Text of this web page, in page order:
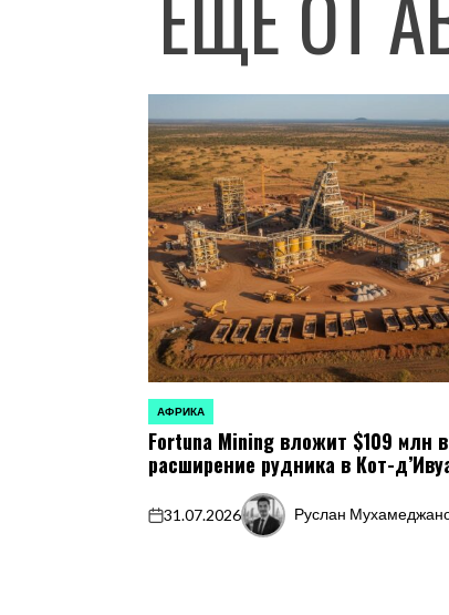
ОПУБЛИКОВАНО
В
АФРИКА
Fortuna Mining вложит $109 млн в
расширение рудника в Кот-
on
31.07.2026
Запись
Руслан